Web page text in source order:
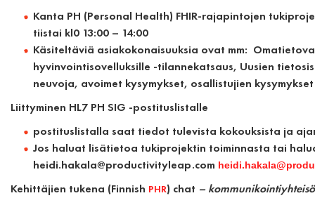
Kanta PH (Personal Health) FHIR-rajapintojen
tiistai kl0 13:00 – 14:00
Käsiteltäviä asiakokonaisuuksia ovat mm:
hyvinvointisovelluksille -tilannekatsaus, Uusien
neuvoja, avoimet kysymykset, osallistujien
Liittyminen HL7 PH SIG -postituslistalle
postituslistalla saat tiedot tulevista kokouksista ja
Jos haluat lisätietoa tukiprojektin toiminnasta tai
heidi.hakala@productivityleap.com
Kehittäjien tukena (Finnish PHR) chat – kommunikointiyhteisö